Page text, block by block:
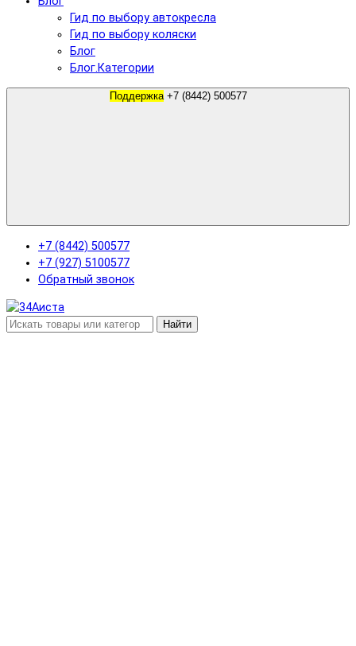
Гид по выбору автокресла
Гид по выбору коляски
Блог
Блог.Категории
Поддержка +7 (8442) 500577
+7 (8442) 500577
+7 (927) 5100577
Обратный звонок
Найти